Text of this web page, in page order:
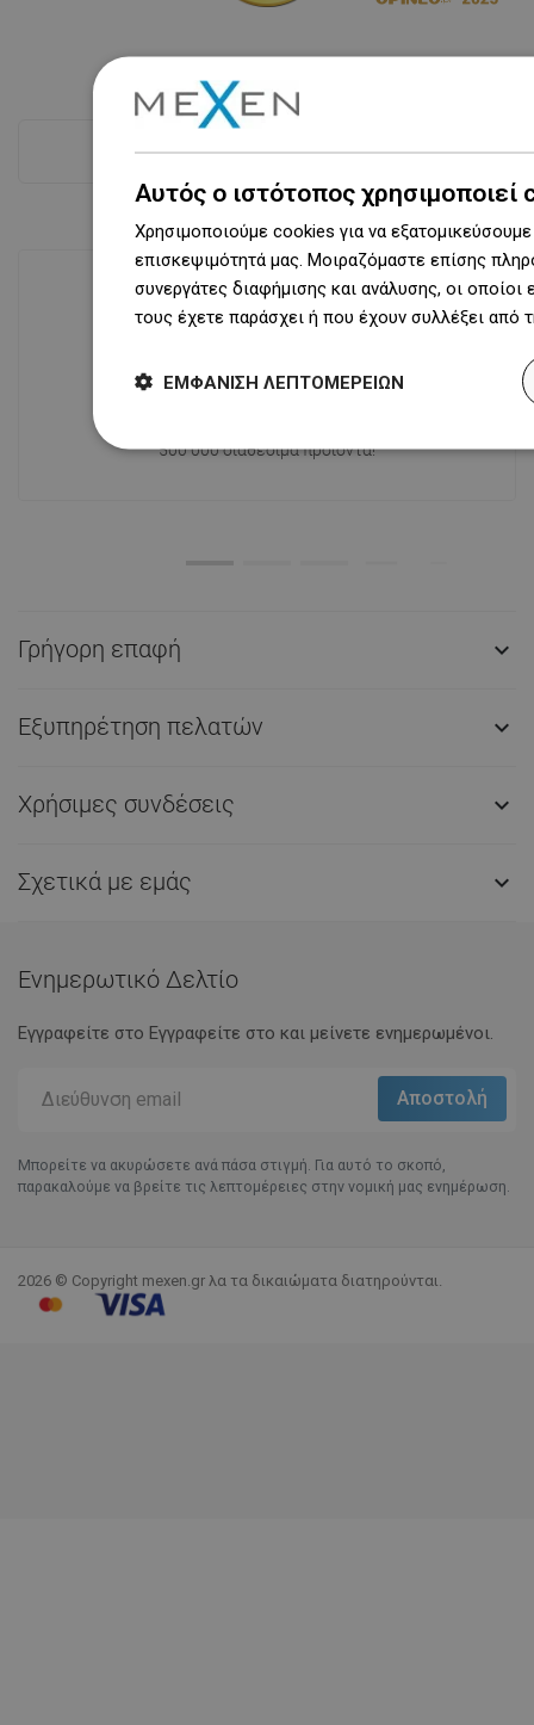
Δες όλα
31 000 m² με πάνω από 68 χιλιάδες
500 000 διαθέσιμα προϊόντα!
Γρήγορη επαφή 
Εξυπηρέτηση πελατών 
Χρήσιμες συνδέσεις 
Σχετικά με εμάς 
Ενημερωτικό Δελτίο
Εγγραφείτε στο Eγγραφείτε στο και μείνετε ενημερωμένοι.
Μπορείτε να ακυρώσετε ανά πάσα στιγμή. Για αυτό το σκοπό,
παρακαλούμε να βρείτε τις λεπτομέρειες στην νομική μας ενημέρωση.
2026 © Copyright mexen.gr λα τα δικαιώματα διατηρούνται.
Αυτός ο ιστότοπος χρησιμοποιεί
Χρησιμοποιούμε cookies για να
επισκεψιμότητά μας. Μοιραζόμαστε επίσης
συνεργάτες διαφήμισης και ανάλυσης, οι
τους έχετε παράσχει ή που έχουν συλλέξει
ΕΜΦΆΝΙΣΗ ΛΕΠΤΟΜΕΡΕΙΏΝ